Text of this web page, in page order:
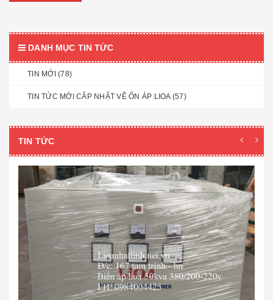
DANH MỤC TIN TỨC
TIN MỚI (78)
TIN TỨC MỚI CÂP NHẬT VỀ ỔN ÁP LIOA (57)
TIN TỨC